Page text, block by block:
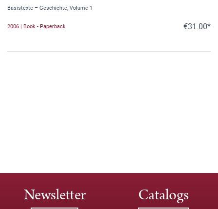
Basistexte – Geschichte, Volume 1
2006 | Book - Paperback €31.00*
Newsletter Catalogs